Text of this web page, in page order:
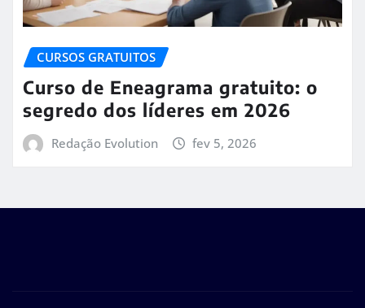
CURSOS GRATUITOS
Curso de Eneagrama gratuito: o
segredo dos líderes em 2026
Redação Evolution fev 5, 2026